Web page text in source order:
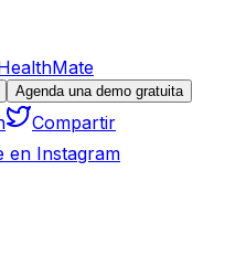
Agenda una demo gratuita
Compartir
en Instagram